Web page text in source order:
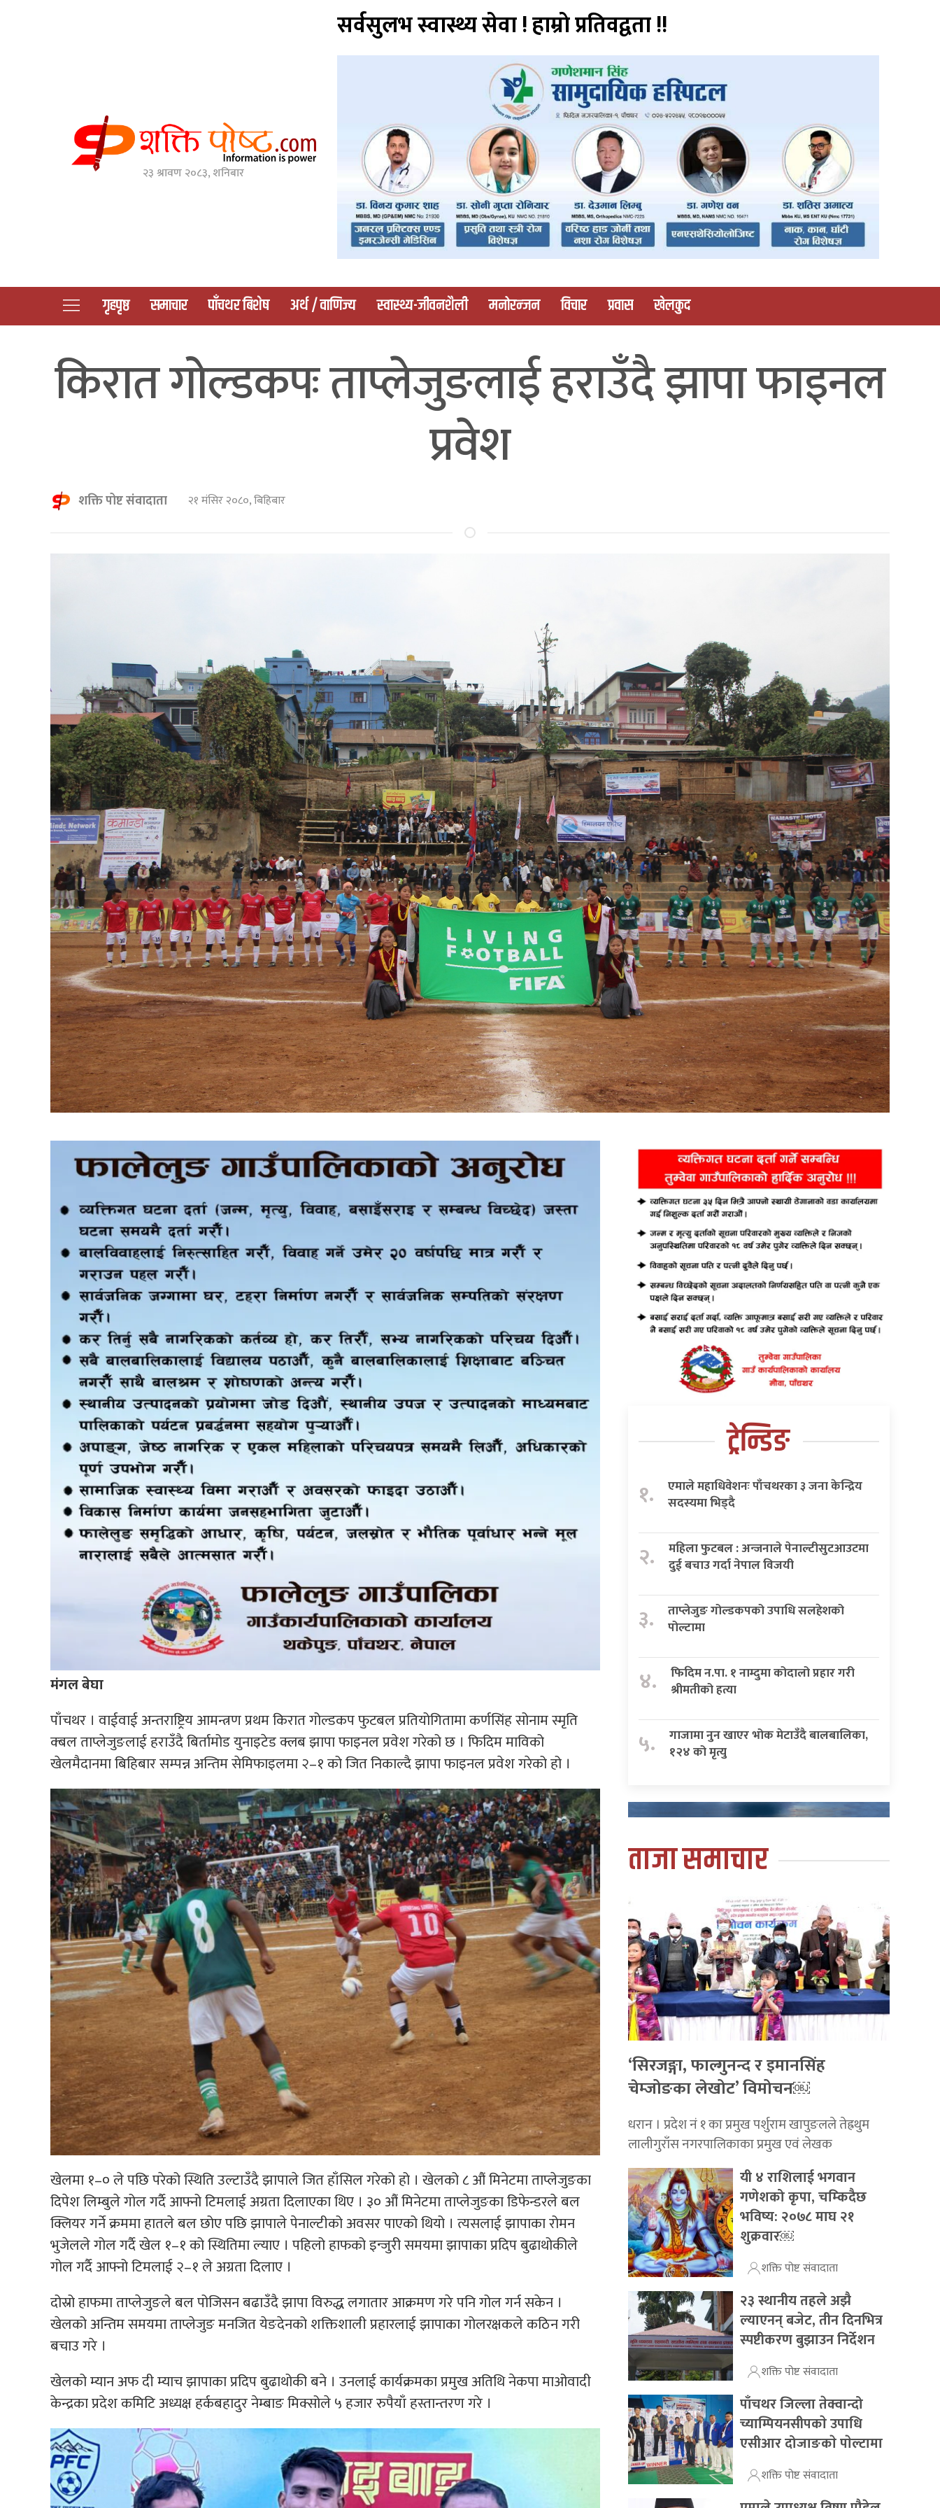
२३ श्रावण २०८३, शनिबार
सर्वसुलभ स्वास्थ्य सेवा ! हाम्राे प्रतिवद्वता !!
गृहपृष्ठ समाचार पाँचथर बिशेष अर्थ / वाणिज्य स्वास्थ्य-जीवनशैली मनोरन्जन विचार प्रवास खेलकुद
किरात गोल्डकपः ताप्लेजुङलाई हराउँदै झापा फाइनल
प्रवेश
शक्ति पोष्ट संवादाता २१ मंसिर २०८०, बिहिबार
मंगल बेघा
पाँचथर । वाईवाई अन्तराष्ट्रिय आमन्त्रण प्रथम किरात गोल्डकप फुटबल प्रतियोगितामा कर्णसिंह सोनाम स्मृति
क्बल ताप्लेजुङलाई हराउँदै बिर्तामोड युनाइटेड क्लब झापा फाइनल प्रवेश गरेको छ । फिदिम माविको
खेलमैदानमा बिहिबार सम्पन्न अन्तिम सेमिफाइलमा २–१ को जित निकाल्दै झापा फाइनल प्रवेश गरेको हो ।
खेलमा १–० ले पछि परेको स्थिति उल्टाउँदै झापाले जित हाँसिल गरेको हो । खेलको ८ औं मिनेटमा ताप्लेजुङका
दिपेश लिम्बुले गोल गर्दै आफ्नो टिमलाई अग्रता दिलाएका थिए । ३० औं मिनेटमा ताप्लेजुङका डिफेन्डरले बल
क्लियर गर्ने क्रममा हातले बल छोए पछि झापाले पेनाल्टीको अवसर पाएको थियो । त्यसलाई झापाका रोमन
भुजेलले गोल गर्दै खेल १–१ को स्थितिमा ल्याए । पहिलो हाफको इन्जुरी समयमा झापाका प्रदिप बुढाथोकीले
गोल गर्दै आफ्नो टिमलाई २–१ ले अग्रता दिलाए ।
दोस्रो हाफमा ताप्लेजुङले बल पोजिसन बढाउँदै झापा विरुद्ध लगातार आक्रमण गरे पनि गोल गर्न सकेन ।
खेलको अन्तिम समयमा ताप्लेजुङ मनजित येङदेनको शक्तिशाली प्रहारलाई झापाका गोलरक्षकले कठिन गरी
बचाउ गरे ।
खेलको म्यान अफ दी म्याच झापाका प्रदिप बुढाथोकी बने । उनलाई कार्यक्रमका प्रमुख अतिथि नेकपा माओवादी
केन्द्रका प्रदेश कमिटि अध्यक्ष हर्कबहादुर नेम्बाङ मिक्सोले ५ हजार रुपैयाँ हस्तान्तरण गरे ।
ट्रेन्डिङ
१.
एमाले महाधिवेशनः पाँचथरका ३ जना केन्द्रिय
सदस्यमा भिड्दै
२.
महिला फुटबल : अन्जनाले पेनाल्टीसुटआउटमा
दुई बचाउ गर्दा नेपाल विजयी
३.
ताप्लेजुङ गोल्डकपको उपाधि सलहेशको
पोल्टामा
४.
फिदिम न.पा. १ नाम्दुमा कोदालो प्रहार गरी
श्रीमतीको हत्या
५.
गाजामा नुन खाएर भोक मेटाउँदै बालबालिका,
१२४ को मृत्यु
ताजा समाचार
‘सिरजङ्गा, फाल्गुनन्द र इमानसिंह
चेम्जोङका लेखोट’ विमोचन￼
धरान । प्रदेश नं १ का प्रमुख पर्शुराम खापुङलले तेह्रथुम
लालीगुराँस नगरपालिकाका प्रमुख एवं लेखक
यी ४ राशिलाई भगवान
गणेशको कृपा, चम्किदैछ
भविष्य: २०७८ माघ २१
शुक्रवार￼
शक्ति पोष्ट संवादाता
२३ स्थानीय तहले अझै
ल्याएनन् बजेट, तीन दिनभित्र
स्पष्टीकरण बुझाउन निर्देशन
शक्ति पोष्ट संवादाता
पाँचथर जिल्ला तेक्वान्दो
च्याम्पियनसीपकाे उपाधि
एसीआर दोजाङकाे पाेल्टामा
शक्ति पोष्ट संवादाता